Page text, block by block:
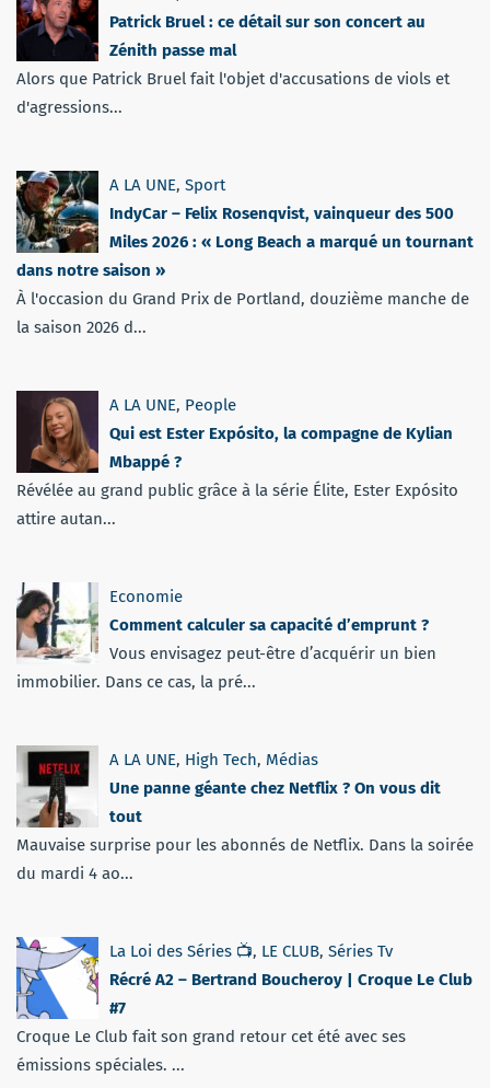
Patrick Bruel : ce détail sur son concert au
Zénith passe mal
Alors que Patrick Bruel fait l'objet d'accusations de viols et
d'agressions...
A LA UNE, Sport
IndyCar – Felix Rosenqvist, vainqueur des 500
Miles 2026 : « Long Beach a marqué un tournant
dans notre saison »
À l'occasion du Grand Prix de Portland, douzième manche de
la saison 2026 d...
A LA UNE, People
Qui est Ester Expósito, la compagne de Kylian
Mbappé ?
Révélée au grand public grâce à la série Élite, Ester Expósito
attire autan...
Economie
Comment calculer sa capacité d’emprunt ?
Vous envisagez peut-être d’acquérir un bien
immobilier. Dans ce cas, la pré...
A LA UNE, High Tech, Médias
Une panne géante chez Netflix ? On vous dit
tout
Mauvaise surprise pour les abonnés de Netflix. Dans la soirée
du mardi 4 ao...
La Loi des Séries 📺, LE CLUB, Séries Tv
Récré A2 – Bertrand Boucheroy | Croque Le Club
#7
Croque Le Club fait son grand retour cet été avec ses
émissions spéciales. ...